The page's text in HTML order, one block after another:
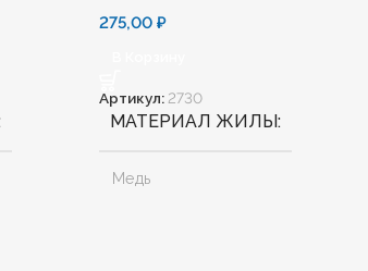
275,00₽
Артикул: 2730
МАТЕРИАЛ ЖИЛЫ
Медь